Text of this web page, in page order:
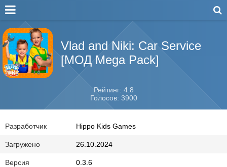
Vlad and Niki: Car Service
[МОД Mega Pack]
Рейтинг: 4.8
Голосов: 3900
Разработчик Hippo Kids Games
Загружено 26.10.2024
Версия 0.3.6